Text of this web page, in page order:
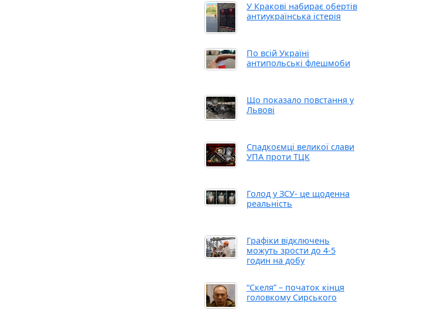
У Кракові набирає обертів
антиукраїнська істерія
По всій Україні
антипольські флешмоби
Що показало повстання у
Львові
Спадкоємці великої слави
УПА проти ТЦК
Голод у ЗСУ- це щоденна
реальність
Графіки відключень
можуть зрости до 4-5
годин на добу
“Скеля” – початок кінця
головкому Сирського